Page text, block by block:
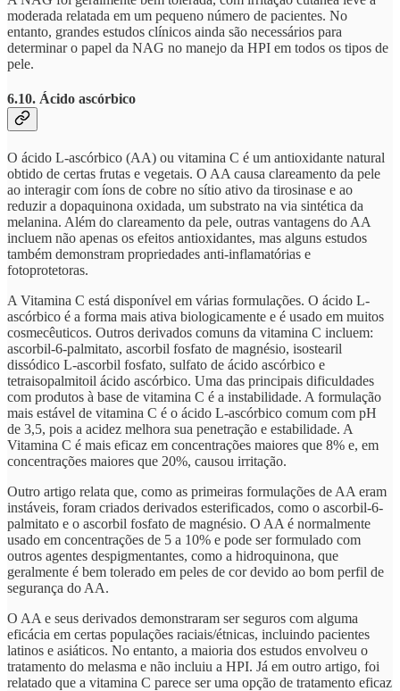
moderada relatada em um pequeno número de pacientes. No
entanto, grandes estudos clínicos ainda são necessários para
determinar o papel da NAG no manejo da HPI em todos os tipos de
pele.
6.10. Ácido ascórbico
O ácido L-ascórbico (AA) ou vitamina C é um antioxidante natural
obtido de certas frutas e vegetais. O AA causa clareamento da pele
ao interagir com íons de cobre no sítio ativo da tirosinase e ao
reduzir a dopaquinona oxidada, um substrato na via sintética da
melanina. Além do clareamento da pele, outras vantagens do AA
incluem não apenas os efeitos antioxidantes, mas alguns estudos
também demonstram propriedades anti-inflamatórias e
fotoprotetoras.
A Vitamina C está disponível em várias formulações. O ácido L-
ascórbico é a forma mais ativa biologicamente e é usado em muitos
cosmecêuticos. Outros derivados comuns da vitamina C incluem:
ascorbil-6-palmitato, ascorbil fosfato de magnésio, isostearil
dissódico L-ascorbil fosfato, sulfato de ácido ascórbico e
tetraisopalmitoil ácido ascórbico. Uma das principais dificuldades
com produtos à base de vitamina C é a instabilidade. A formulação
mais estável de vitamina C é o ácido L-ascórbico comum com pH
de 3,5, pois a acidez melhora sua penetração e estabilidade. A
Vitamina C é mais eficaz em concentrações maiores que 8% e, em
concentrações maiores que 20%, causou irritação.
Outro artigo relata que, como as primeiras formulações de AA eram
instáveis, foram criados derivados esterificados, como o ascorbil-6-
palmitato e o ascorbil fosfato de magnésio. O AA é normalmente
usado em concentrações de 5 a 10% e pode ser formulado com
outros agentes despigmentantes, como a hidroquinona, que
geralmente é bem tolerado em peles de cor devido ao bom perfil de
segurança do AA.
O AA e seus derivados demonstraram ser seguros com alguma
eficácia em certas populações raciais/étnicas, incluindo pacientes
latinos e asiáticos. No entanto, a maioria dos estudos envolveu o
tratamento do melasma e não incluiu a HPI. Já em outro artigo, foi
relatado que a vitamina C parece ser uma opção de tratamento eficaz